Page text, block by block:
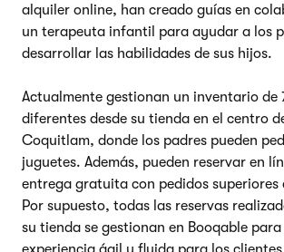
alquiler online, han creado guías en
un terapeuta infantil para ayudar a los
desarrollar las habilidades de sus hijos.
Actualmente gestionan un inventario de
diferentes desde su tienda en el centro
Coquitlam, donde los padres pueden
juguetes. Además, pueden reservar en
entrega gratuita con pedidos superiores
Por supuesto, todas las reservas
su tienda se gestionan en Booqable